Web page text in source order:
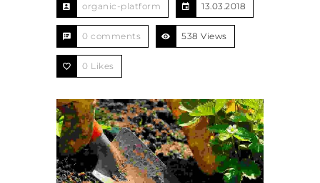
organic-platform 13.03.2018
0 comments 538 Views
0 Likes